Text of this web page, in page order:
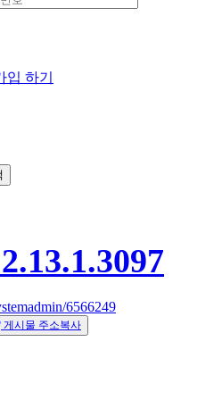
입 하기
6566249
게시물 주소복사